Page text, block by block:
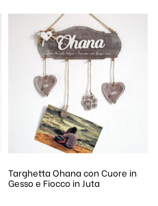
Targhetta Ohana con Cuore in
Gesso e Fiocco in Juta